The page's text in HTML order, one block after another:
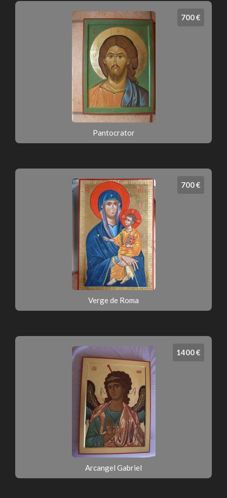
700 €
Pantocrator
700 €
Verge de Roma
1400 €
Arcangel Gabriel